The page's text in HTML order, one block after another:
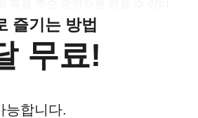
즐기는 방법
무료!
능합니다.